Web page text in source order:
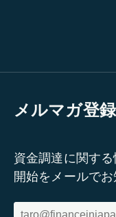
メルマガ登録
資金調達に関す
開始をメールでお